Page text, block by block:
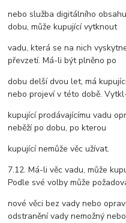
nebo služba digitálního
dobu, může kupující vytknout
vadu, která se na nich
převzetí. Má-li být plněno po
dobu delší dvou let, má
nebo projeví v této době.
kupující prodávajícímu vadu
neběží po dobu, po kterou
kupující nemůže věc užívat.
7.12. Má-li věc vadu, může
Podle své volby může
nové věci bez vady nebo
odstranění vady nemožný